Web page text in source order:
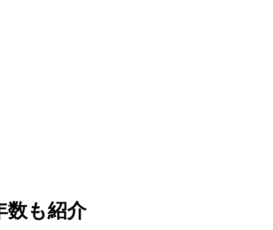
数も紹介